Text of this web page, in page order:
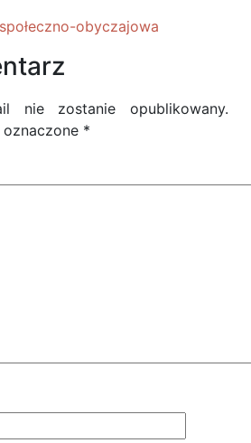
obyczajowa
nie zostanie opublikowany.
*